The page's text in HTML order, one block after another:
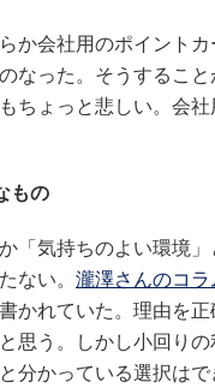
か会社用のポイント
なった。そうするこ
ちょっと悲しい。会
もの
「気持ちのよい環境
ない。 瀧澤さんのコラ
かれていた。理由を
思う。しかし小回り
分かっている選択は